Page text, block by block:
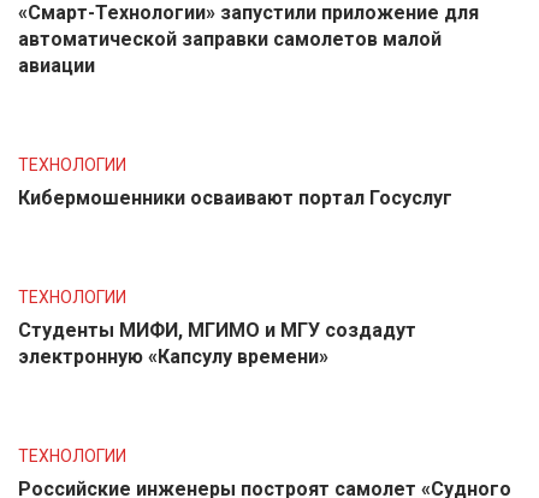
«Смарт-Технологии» запустили приложение для
автоматической заправки самолетов малой
авиации
ТЕХНОЛОГИИ
Кибермошенники осваивают портал Госуслуг
ТЕХНОЛОГИИ
Студенты МИФИ, МГИМО и МГУ создадут
электронную «Капсулу времени»
ТЕХНОЛОГИИ
Российские инженеры построят самолет «Судного